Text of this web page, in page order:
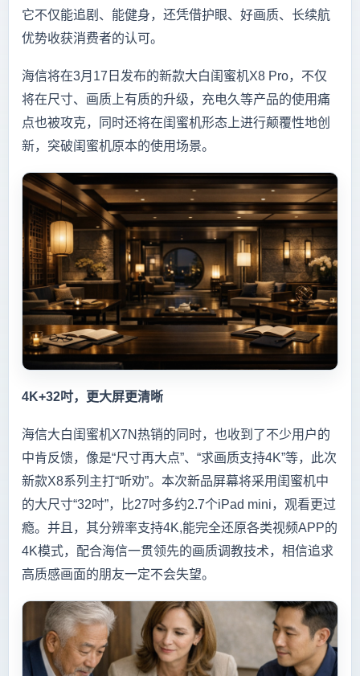
它不仅能追剧、能健身，还凭借护眼、好画质、长续航
优势收获消费者的认可。
海信将在3月17日发布的新款大白闺蜜机X8 Pro，不仅
将在尺寸、画质上有质的升级，充电久等产品的使用痛
点也被攻克，同时还将在闺蜜机形态上进行颠覆性地创
新，突破闺蜜机原本的使用场景。
4K+32吋，更大屏更清晰
海信大白闺蜜机X7N热销的同时，也收到了不少用户的
中肯反馈，像是“尺寸再大点”、“求画质支持4K”等，此次
新款X8系列主打“听劝”。本次新品屏幕将采用闺蜜机中
的大尺寸“32吋”，比27吋多约2.7个iPad mini，观看更过
瘾。并且，其分辨率支持4K,能完全还原各类视频APP的
4K模式，配合海信一贯领先的画质调教技术，相信追求
高质感画面的朋友一定不会失望。